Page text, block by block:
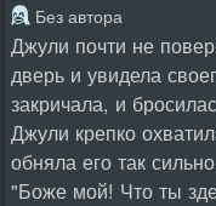
Без автора
Джули почти не
дверь и увидела
закричала, и
Джули крепко
обняла его так
"Боже мой! Что ты